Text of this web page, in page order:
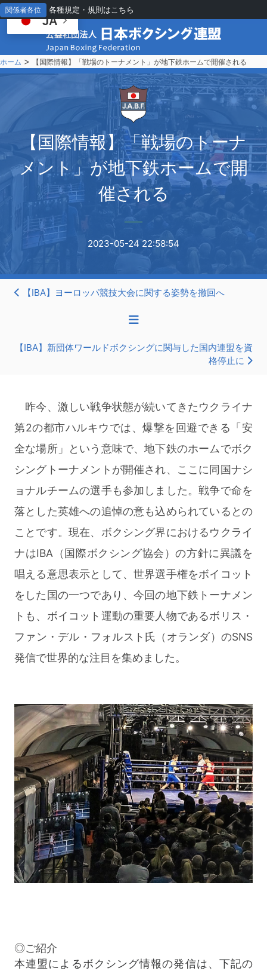
関係者各位 各種規定・規則はこちら
ホーム > 【国際情報】「戦場のトーナメント」が地下鉄ホームで開催される
【国際情報】「戦場のトーナ
メント」が地下鉄ホームで開
催される
2023-05-24 22:58:54
【IBA】ヨーロッパ競技大会に関する姿勢を撤回へ
【IBA】新団体ワールドボクシングに関与した国内連盟を資
格停止に
昨今、激しい戦争状態が続いてきたウクライナ
第2の都市ハルキウでは、爆撃を回避できる「安
全な場所」という意味で、地下鉄のホームでボク
シングトーナメントが開催され、ここに同国ナシ
ョナルチームの選手も参加しました。戦争で命を
落とした英雄への追悼の意も込められているとの
ことです。現在、ボクシング界におけるウクライ
ナはIBA（国際ボクシング協会）の方針に異議を
唱える意思表示として、世界選手権をボイコット
をした国の一つであり、今回の地下鉄トーナメン
トも、ボイコット運動の重要人物であるボリス・
ファン・デル・フォルスト氏（オランダ）のSNS
発信で世界的な注目を集めました。
◎ご紹介
本連盟によるボクシング情報の発信は、下記の
JA